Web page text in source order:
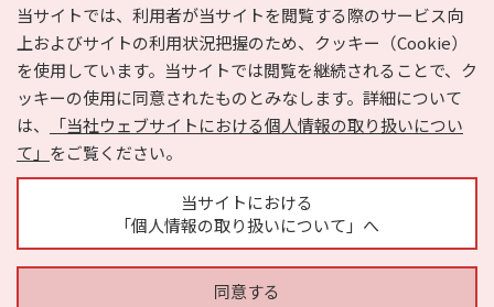
当サイトでは、利用者が当サイトを閲覧する際のサービス向
上およびサイトの利用状況把握のため、クッキー（Cookie）
を使用しています。当サイトでは閲覧を継続されることで、ク
ッキーの使用に同意されたものとみなします。詳細について
は、
「当社ウェブサイトにおける個人情報の取り扱いについ
て」 をご覧ください。
当サイトにおける
「個人情報の取り扱いについて」へ
同意する
サイトの内容に関するお問い合わせ
Copyright © HYOJITO.Co.,Ltd. All Rights Reserved.